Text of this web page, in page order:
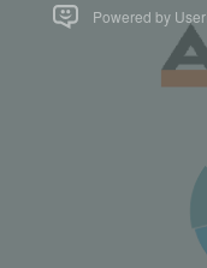
Powered by